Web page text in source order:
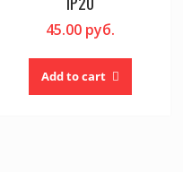
45.00 руб.
Add to cart